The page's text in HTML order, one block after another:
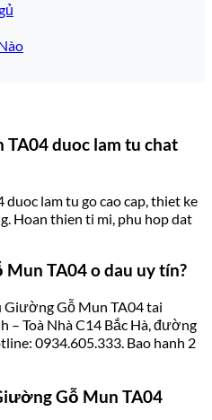
duoc lam tu chat
lam tu go cao cap, thiet ke
Hoan thien ti mi, phu hop dat
TA04 o dau uy tín?
Giường Gỗ Mun TA04 tai
– Toà Nhà C14 Bắc Hà, đường
0934.605.333. Bao hanh 2
Gỗ Mun TA04